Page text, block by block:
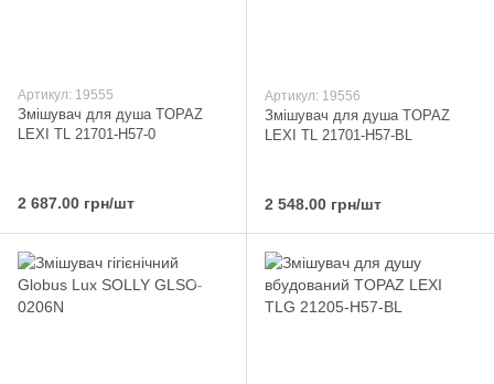
Артикул: 19555
Змішувач для душа TOPAZ
LEXI TL 21701-H57-0
2 687.00 грн/шт
Артикул: 19556
Змішувач для душа TOPAZ
LEXI TL 21701-H57-BL
2 548.00 грн/шт